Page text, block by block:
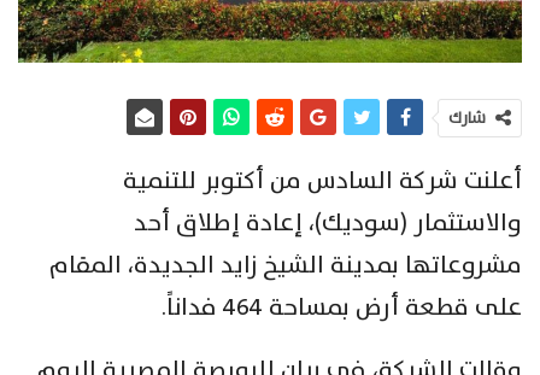
شارك
أعلنت شركة السادس من أكتوبر للتنمية
والاستثمار (سوديك)، إعادة إطلاق أحد
مشروعاتها بمدينة الشيخ زايد الجديدة، المقام
على قطعة أرض بمساحة 464 فداناً.